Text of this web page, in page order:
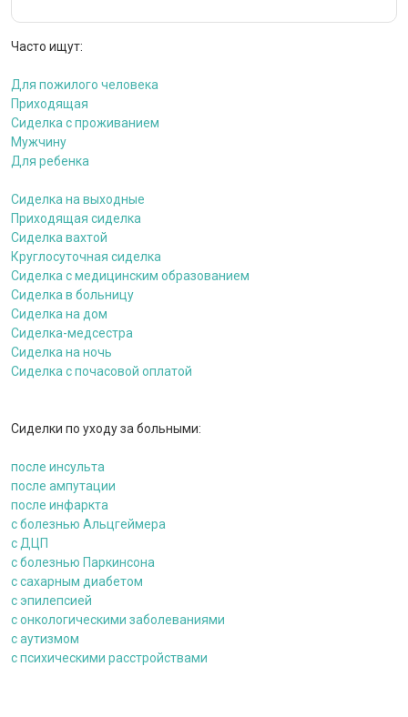
Часто ищут:
Для пожилого человека
Приходящая
Сиделка с проживанием
Мужчину
Для ребенка
Сиделка на выходные
Приходящая сиделка
Сиделка вахтой
Круглосуточная сиделка
Сиделка с медицинским образованием
Сиделка в больницу
Сиделка на дом
Сиделка-медсестра
Сиделка на ночь
Сиделка с почасовой оплатой
Сиделки по уходу за больными:
после инсульта
после ампутации
после инфаркта
c болезнью Альцгеймера
с ДЦП
c болезнью Паркинсона
с сахарным диабетом
с эпилепсией
с онкологическими заболеваниями
c аутизмом
с психическими расстройствами